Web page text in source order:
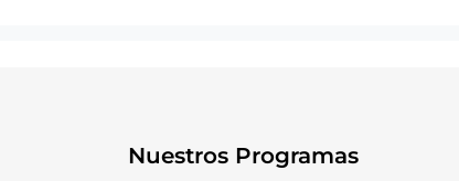
Nuestros Programas